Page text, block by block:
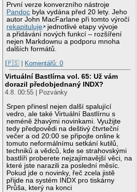
První verze konverzního nástroje
Pandoc byla vydána před 20 lety. Jeho
autor John MacFarlane při tomto výročí
rekapituluje
jednotlivé etapy vývoje
a přidávání nových funkcí – rozšíření
nejen Markdownu a podporu mnoha
dalších formátů.
|🇵🇸
Komentářů: 0
Virtuální Bastlírna vol. 65: Už vám
dorazil předobjednaný INDX?
4.8. 00:55 | Pozvánky
Srpen přinesl nejen další spalující
vedro, ale také Virtuální Bastlírnu s
neméně žhavými novinkami. Využijte
tedy předpovědi na deštivý čtvrteční
večer a od 20:00 se připojte online k
tomuto neformálnímu setkání kutilů,
techniků a vědců, kde se strahovskými
bastlíři proberete nejzajímavější věci, na
které jste narazili za poslední měsíc.
Pokud jde o novinky, řeč zcela jistě
přijde na systém INDX pro tiskárny
Průša, který na konci